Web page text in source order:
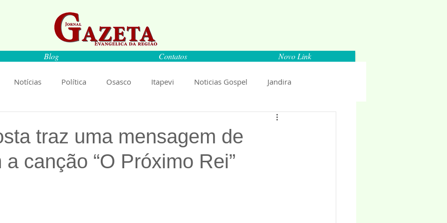
Blog Contatos Novo Link
Notícias Política Osasco Itapevi Noticias Gospel Jandira
Espaço Parlamentar
Ciência Saúde Educação Livro Anuncio 2018
traz uma mensagem de
canção “O Próximo Rei”
5 estrelas.